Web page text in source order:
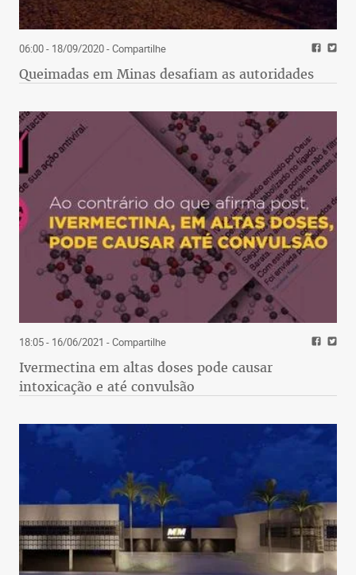
06:00 - 18/09/2020- Compartilhe
Queimadas em Minas desafiam as autoridades
18:05 - 16/06/2021 - Compartilhe
Ivermectina em altas doses pode causar
intoxicação e até convulsão